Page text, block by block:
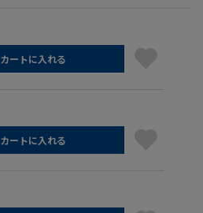
カートに入れる
カートに入れる